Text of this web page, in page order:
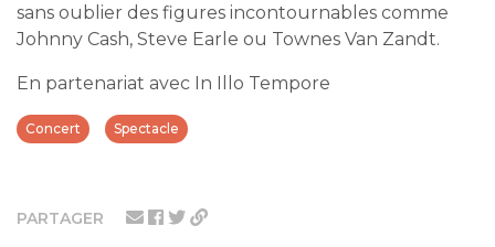
PARTAGER
sans oublier des figures incontournables comme
Johnny Cash, Steve Earle ou Townes Van Zandt.
En partenariat avec In Illo Tempore
Concert Spectacle